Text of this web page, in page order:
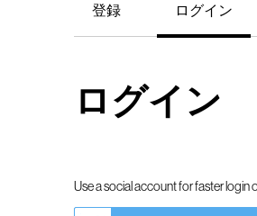
登録 ログイン
ログイン
Use a social account for faster login